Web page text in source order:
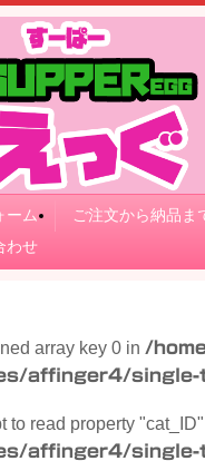
ーム ご注文から納品ま
わせ
array key 0 in /
affinger4/single-
to read property
affinger4/single-